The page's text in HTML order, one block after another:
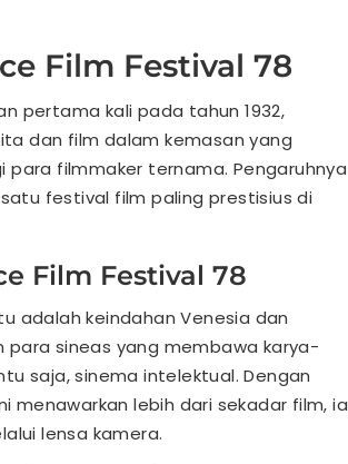
Film Festival 78
pertama kali pada tahun 1932,
dan film dalam kemasan yang
filmmaker ternama. Pengaruhnya
festival film paling prestisius di
Film Festival 78
adalah keindahan Venesia dan
sineas yang membawa karya-
saja, sinema intelektual. Dengan
menawarkan lebih dari sekadar film, ia
lensa kamera.